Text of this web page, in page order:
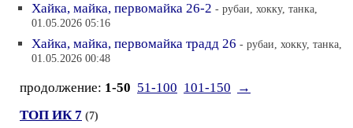
Хайка, майка, первомайка 26-2 - рубаи, хокку, танка,
01.05.2026 05:16
Хайка, майка, первомайка традд 26 - рубаи, хокку, танка,
01.05.2026 00:48
продолжение: 1-50 51-100 101-150
→
ТОП ИК 7 (7)